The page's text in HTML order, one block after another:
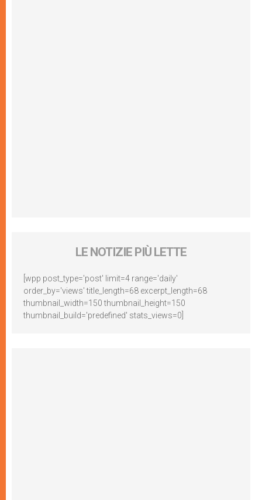
LE NOTIZIE PIÙ LETTE
[wpp post_type='post' limit=4 range='daily'
order_by='views' title_length=68 excerpt_length=68
thumbnail_width=150 thumbnail_height=150
thumbnail_build='predefined' stats_views=0]